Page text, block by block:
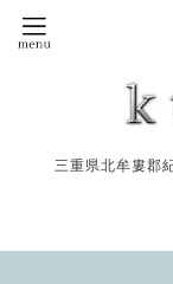
三重県北牟婁郡